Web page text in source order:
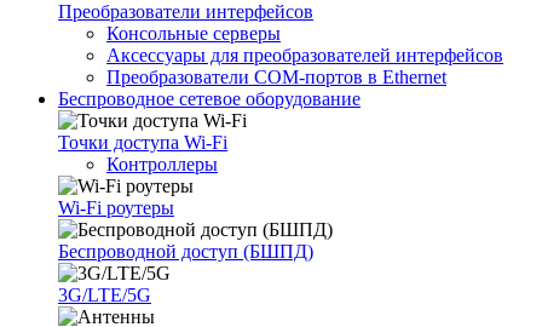
Преобразователи интерфейсов
Консольные серверы
Аксессуары для преобразователей интерфейсов
Преобразователи COM-портов в Ethernet
Беспроводное сетевое оборудование
Точки доступа Wi-Fi
Контроллеры
Wi-Fi роутеры
Беспроводной доступ (БШПД)
3G/LTE/5G